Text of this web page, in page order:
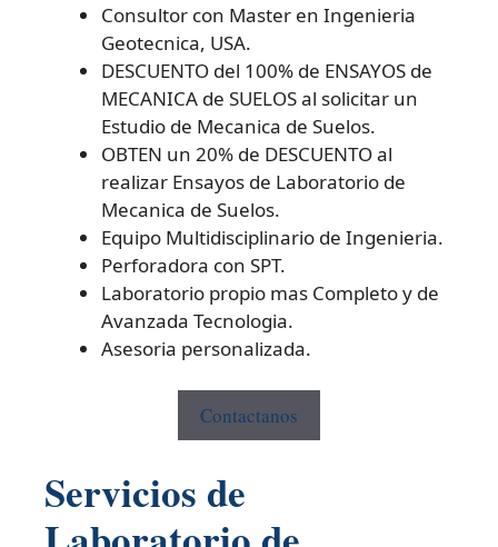
Consultor con Master en Ingenieria
Geotecnica, USA.
DESCUENTO del 100% de ENSAYOS de
MECANICA de SUELOS al solicitar un
Estudio de Mecanica de Suelos.
OBTEN un 20% de DESCUENTO al
realizar Ensayos de Laboratorio de
Mecanica de Suelos.
Equipo Multidisciplinario de Ingenieria.
Perforadora con SPT.
Laboratorio propio mas Completo y de
Avanzada Tecnologia.
Asesoria personalizada.
Contactanos
Servicios de